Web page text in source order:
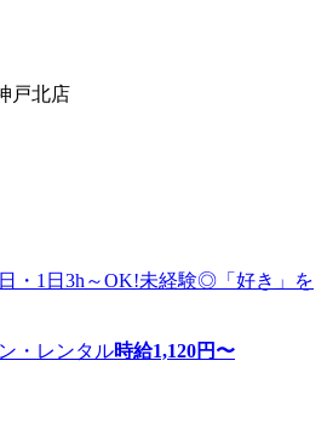
戸北店
・1日3h～OK!未経験◎「好き」を
・レンタル時給1,120円〜